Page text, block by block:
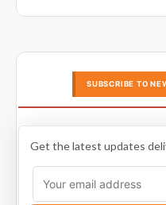
SUBSCRIBE TO
Get the latest updates